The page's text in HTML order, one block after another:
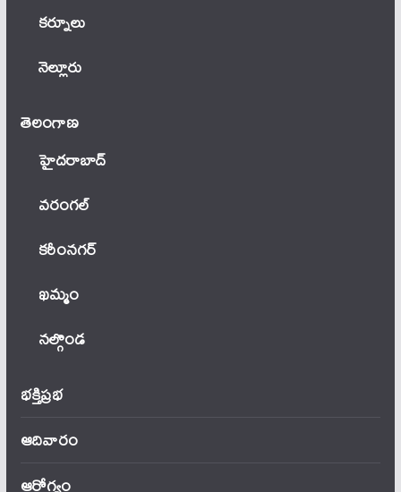
కర్నూలు
నెల్లూరు
తెలంగాణ‌
హైదరాబాద్
వ‌రంగ‌ల్
కరీంనగర్
ఖ‌మ్మం
నల్గొండ
భక్తిప్రభ
ఆదివారం
ఆరోగ్యం